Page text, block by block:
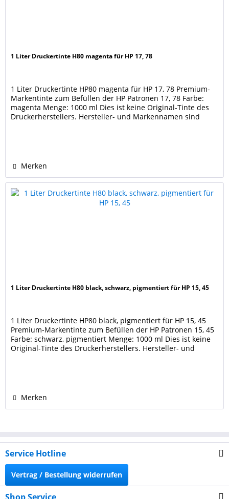
1 Liter Druckertinte H80 magenta für HP 17, 78
1 Liter Druckertinte HP80 magenta für HP 17, 78 Premium-
Markentinte zum Befüllen der HP Patronen 17, 78 Farbe:
magenta Menge: 1000 ml Dies ist keine Original-Tinte des
Druckerherstellers. Hersteller- und Markennamen sind
Merken
1 Liter Druckertinte H80 black, schwarz, pigmentiert für HP 15, 45
1 Liter Druckertinte HP80 black, pigmentiert für HP 15, 45
Premium-Markentinte zum Befüllen der HP Patronen 15, 45
Farbe: schwarz, pigmentiert Menge: 1000 ml Dies ist keine
Original-Tinte des Druckerherstellers. Hersteller- und
Merken
Service Hotline
Vertrag / Bestellung widerrufen